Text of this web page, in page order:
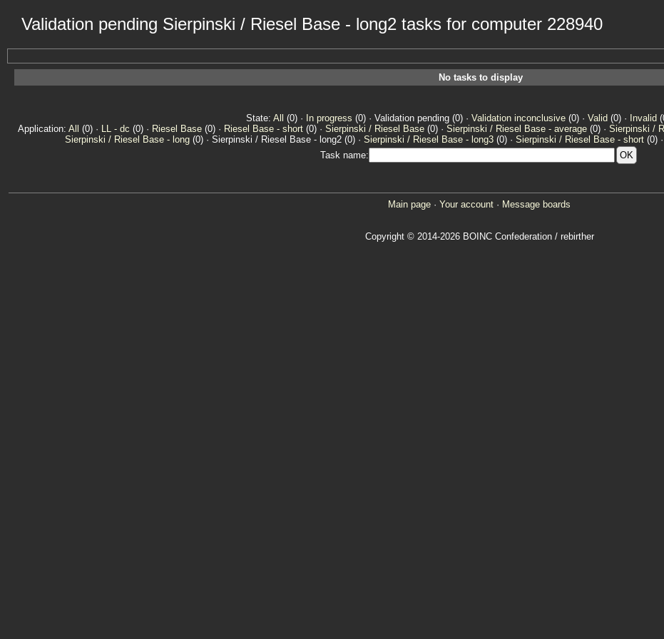
Validation pending Sierpinski / Riesel Base - long2 tasks for computer 228940
No tasks to display
State: All (0) · In progress (0) · Validation pending (0) · Validation inconclusive (0) · Valid (0) · Invalid
Application: All (0) · LL - dc (0) · Riesel Base(0) · Riesel Base - short(0) · Sierpinski / Riesel Base(0) · Sierpinski / Riesel Base - average(0) · Sierpinski /
Sierpinski / Riesel Base - long(0) · Sierpinski / Riesel Base - long2 (0) · Sierpinski / Riesel Base - long3(0) · Sierpinski / Riesel Base - short(0) ·
Task name:
Main page · Your account · Message boards
Copyright © 2014-2026 BOINC Confederation / rebirther